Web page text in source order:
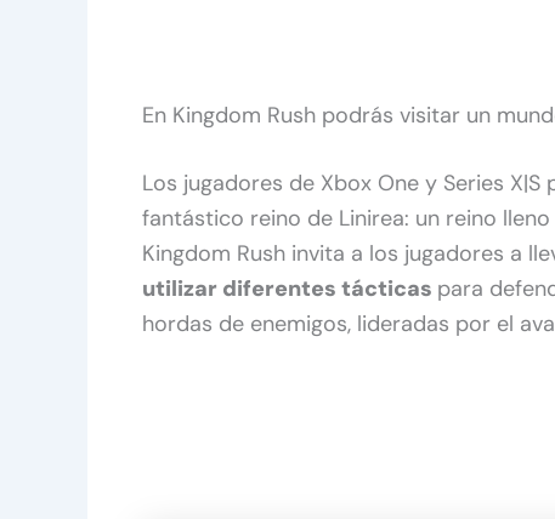
En Kingdom Rush podrás visitar un
Los jugadores de Xbox One y Series
fantástico reino de Linirea: un reino
Kingdom Rush invita a los jugadores a
utilizar diferentes tácticas para
hordas de enemigos, lideradas por el